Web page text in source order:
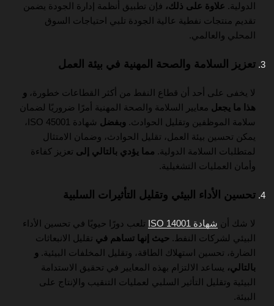
الدولية. علاوة على ذلك، فإن تطبيق أنظمة إدارة الجودة يضمن
تقديم منتجات نفطية عالية الجودة تلبي احتياجات السوق
المحلي والعالمي.
تعزيز السلامة والصحة المهنية في بيئة العمل
لا يخفى على أحد أن قطاع النفط من أكثر القطاعات خطورة، و
هذا ما يجعل معايير السلامة والصحة المهنية أمرًا ضروريًا لضمان
سلامة الموظفين وتقليل الحوادث. وبفضل
شهادة ISO 45001،
يمكن تحسين بيئة العمل، تقليل الحوادث، وضمان الامتثال
لمتطلبات السلامة الدولية. مما يؤدي بالتالي إلى تعزيز كفاءة
وأمان العمليات التشغيلية.
تحسين الأداء البيئي وتقليل التأثيرات السلبية
لا شك أن شهادة ISO 14001
تلعب دورًا حيويًا في تحسين الأداء
البيئي لشركات النفط. حيث إنها تساهم في تقليل الانبعاثات
الضارة، تحسين استهلاك الطاقة، وتقليل المخلفات البيئية. و
بالتالي، يساعد الالتزام بهذه المعايير في تحقيق الاستدامة
البيئية وتقليل التأثير السلبي لعمليات التنقيب والإنتاج على
البيئة.